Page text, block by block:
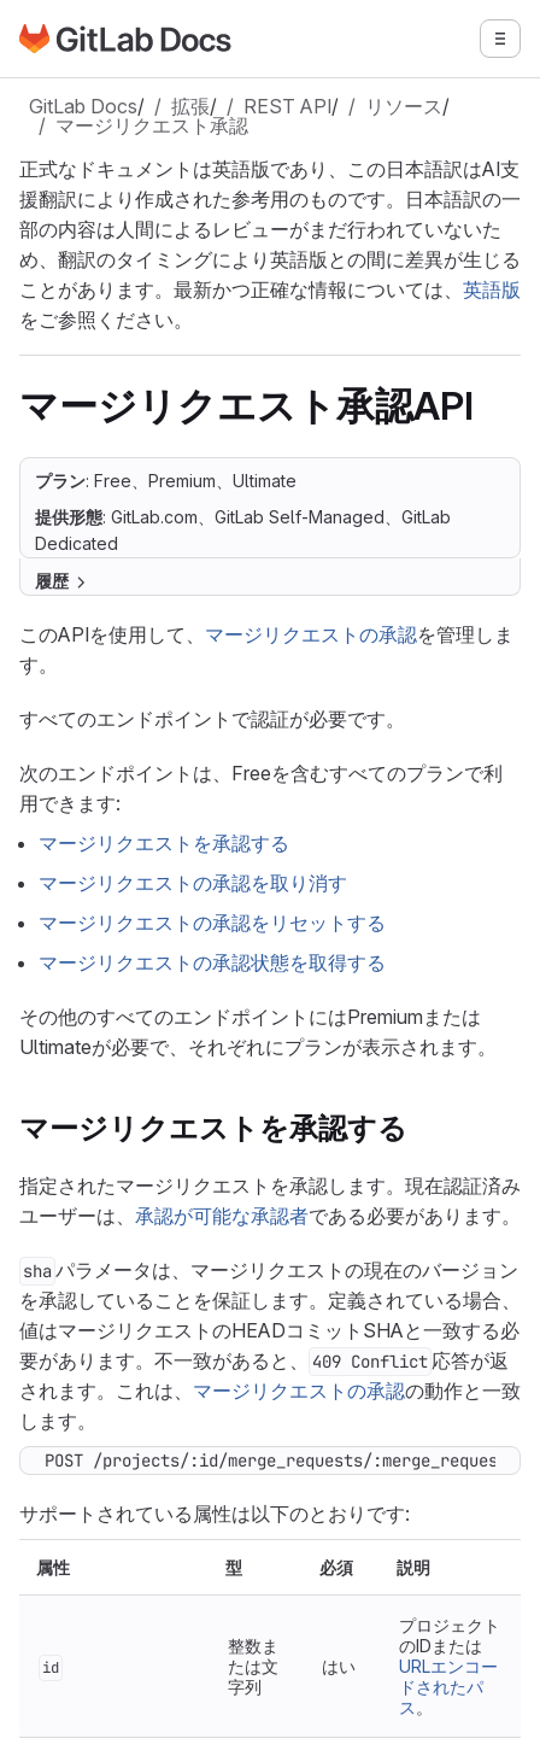
メインコンテンツにスキップ
GitLabドキュメントのホームページに移動 メニ
GitLab Docs/ 拡張/ REST API/ リソース/
マージリクエスト承認
正式なドキュメントは英語版であり、この日本語訳はAI支
援翻訳により作成された参考用のものです。日本語訳の一
部の内容は人間によるレビューがまだ行われていないた
め、翻訳のタイミングにより英語版との間に差異が生じる
ことがあります。最新かつ正確な情報については、 英語版
をご参照ください。
マージリクエスト承認API
プラン: Free、Premium、Ultimate
提供形態: GitLab.com、GitLab Self-Managed、GitLab
Dedicated
履歴
このAPIを使用して、 マージリクエストの承認を管理しま
す。
すべてのエンドポイントで認証が必要です。
次のエンドポイントは、Freeを含むすべてのプランで利
用できます:
マージリクエストを承認する
マージリクエストの承認を取り消す
マージリクエストの承認をリセットする
マージリクエストの承認状態を取得する
その他のすべてのエンドポイントにはPremiumまたは
Ultimateが必要で、それぞれにプランが表示されます。
マージリクエストを承認する
指定されたマージリクエストを承認します。現在認証済み
ユーザーは、 承認が可能な承認者である必要があります。
sha パラメータは、マージリクエストの現在のバージョン
を承認していることを保証します。定義されている場合、
値はマージリクエストのHEADコミットSHAと一致する必
要があります。不一致があると、
409 Conflict 応答が返
されます。これは、 マージリクエストの承認の動作と一致
します。
POST /projects/:id/merge_requests/
サポートされている属性は以下のとおりです:
属性 型 必須 説明
id
整数ま
たは文
字列
はい
プロジェクト
のIDまたは
URLエンコー
ドされたパ
ス 。